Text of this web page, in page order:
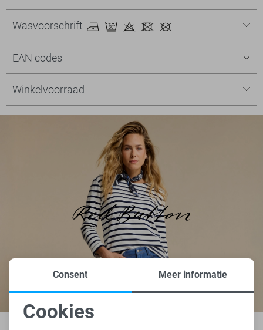
Wasvoorschrift
EAN codes
Winkelvoorraad
Noodzakelijke cookies
Consent Meer informatie
Cookies